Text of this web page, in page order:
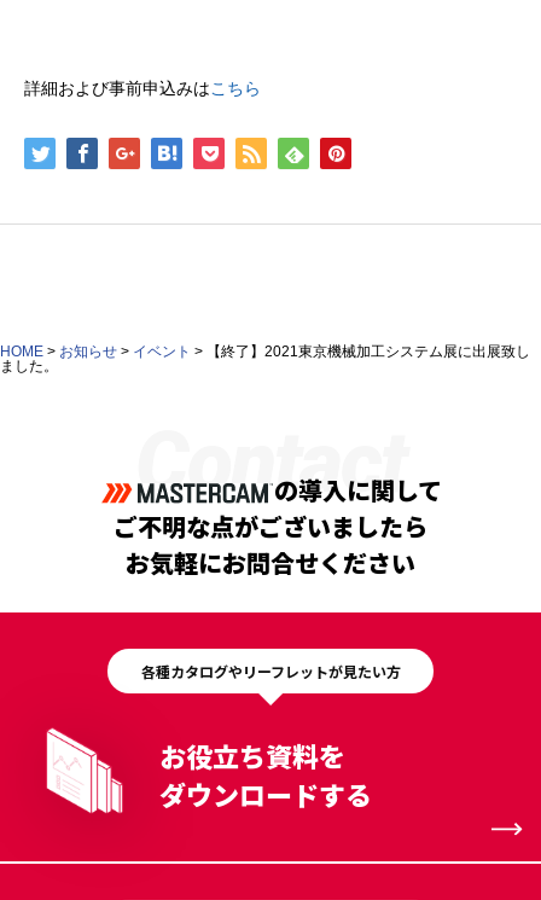
詳細および事前申込みはこちら
HOME > お知らせ > イベント >
【終了】2021東京機械加工システム展に出展致し
ました。
Contact
の導入に関して
ご不明な点がございましたら
お気軽にお問合せください
各種カタログやリーフレットが見たい方
お役立ち資料を
ダウンロードする